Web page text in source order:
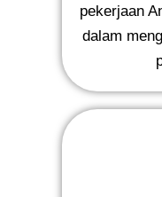
pekerjaan
dalam